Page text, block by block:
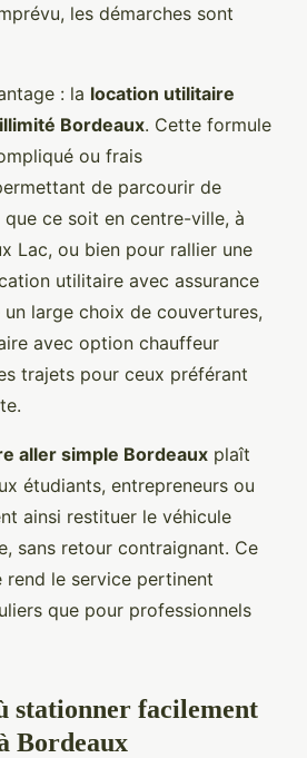
les démarches sont
: la location utilitaire
Bordeaux. Cette formule
ou frais
de parcourir de
que ce soit en centre-ville, à
Lac, ou bien pour rallier une
utilitaire avec assurance
large choix de couvertures,
avec option chauffeur
trajets pour ceux préférant
aller simple Bordeaux plaît
étudiants, entrepreneurs ou
ainsi restituer le véhicule
sans retour contraignant. Ce
le service pertinent
que pour professionnels
stationner facilement
Bordeaux